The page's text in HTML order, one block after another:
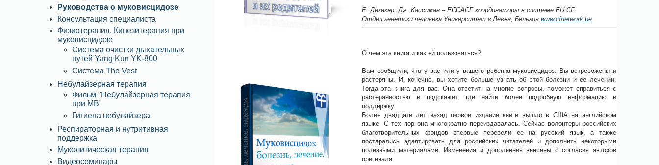
Е. Декекер, Дж. Кассиман – ECCACF координаторы в системе EU CF.
Отдел генетики человека Университет г.Лёвен, Бельгия www.cfnetwork.be
О чем эта книга и как ей пользоваться?
Вам сообщили, что у вас или у вашего ребенка муковисцидоз. Вы встревожены и
растеряны. И, конечно, вы хотите больше узнать об этой болезни и ее лечении.
Тогда эта книга для вас. Она ответит на многие вопросы, поможет справиться с
растерянностью и подскажет, где найти более подробную информацию и
поддержку.
Более двадцати лет назад первое издание книги вышло в США на английском
языке. С тех пор она многократно переиздавалась. Сейчас волонтеры российских
благотворительных фондов впервые перевели ее на русский язык, а также
постарались адаптировать для российских читателей и дополнить некоторыми
полезными материалами. Изменения и дополнения внесены с согласия авторов
оригинала.
Руководства о муковисцидозе
Консультация специалиста
Физиотерапия. Кинезитерапия при
муковисцидозе
Система очистки дыхательных
путей Yang Kun YK-800
Система The Vest
Небулайзерная терапия
Фильм "Небулайзерная терапия
при МВ"
Гигиена небулайзера
Респираторная и нутритивная
поддержка
Муколитическая терапия
Видеосеминары